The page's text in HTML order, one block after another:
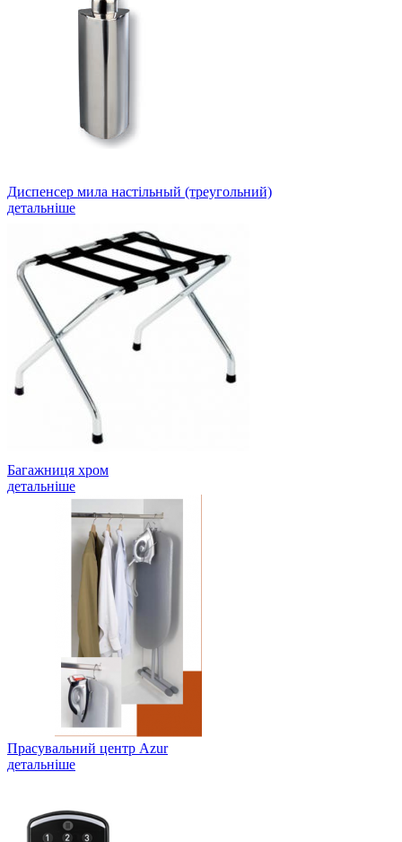
Диспенсер мила настільный (треугольний)
детальніше
Багажниця хром
детальніше
Прасувальний центр Azur
детальніше